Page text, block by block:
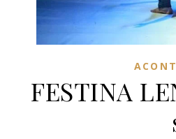
FESTINA